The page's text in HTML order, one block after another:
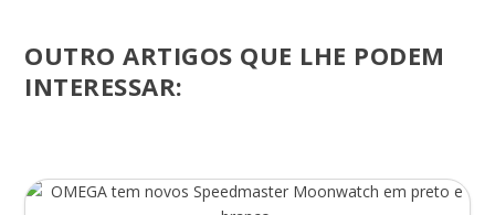
OUTRO ARTIGOS QUE LHE PODEM
INTERESSAR: